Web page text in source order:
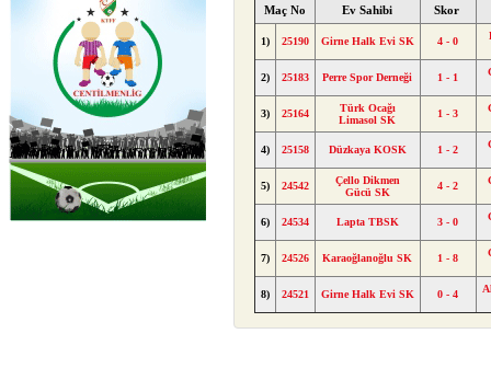
Maç No Ev Sahibi Skor
1) 25190 Girne Halk Evi SK 4 - 0
2) 25183 Perre Spor Derneği 1 - 1
3) 25164
Türk Ocağı
Limasol SK
1 - 3
4) 25158 Düzkaya KOSK 1 - 2
5) 24542
Çello Dikmen
Gücü SK
4 - 2
6) 24534 Lapta TBSK 3 - 0
7) 24526 Karaoğlanoğlu SK 1 - 8
8) 24521 Girne Halk Evi SK 0 - 4